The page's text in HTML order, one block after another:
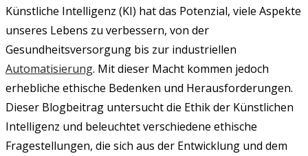
geändert
Künstliche Intelligenz (KI) hat das Potenzial, viele Aspekte
unseres Lebens zu verbessern, von der
Gesundheitsversorgung bis zur industriellen
Automatisierung. Mit dieser Macht kommen jedoch
erhebliche ethische Bedenken und Herausforderungen.
Dieser Blogbeitrag untersucht die Ethik der Künstlichen
Intelligenz und beleuchtet verschiedene ethische
Fragestellungen, die sich aus der Entwicklung und dem